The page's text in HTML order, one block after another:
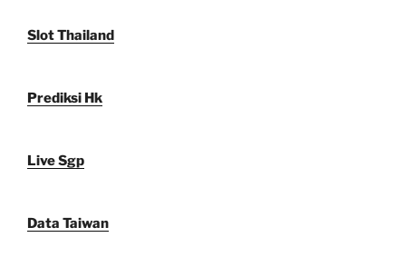
Slot Thailand
Prediksi Hk
Live Sgp
Data Taiwan